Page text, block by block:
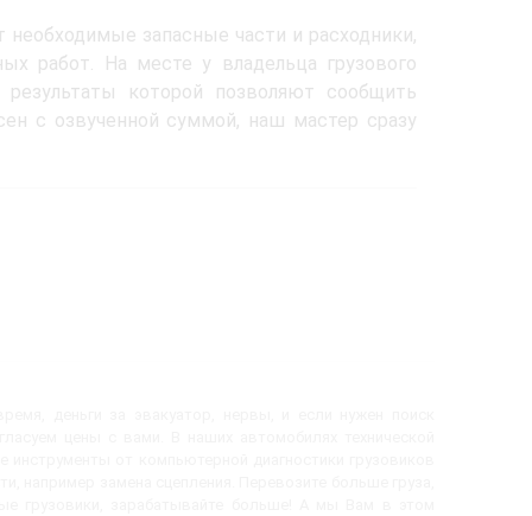
запасные части и расходники,
работ. На месте у владельца грузового
которой позволяют сообщить
с озвученной суммой, наш мастер сразу